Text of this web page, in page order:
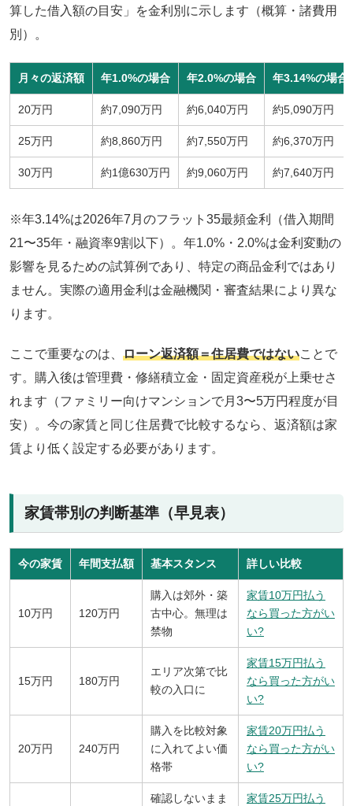
算した借入額の目安」を金利別に示します（概算・諸費用
別）。
月々の返済額 年1.0%の場合 年2.0%の場合 年3.14%の場合
20万円 約7,090万円 約6,040万円 約5,090万円
25万円 約8,860万円 約7,550万円 約6,370万円
30万円 約1億630万円 約9,060万円 約7,640万円
※年3.14%は2026年7月のフラット35最頻金利（借入期間
21〜35年・融資率9割以下）。年1.0%・2.0%は金利変動の
影響を見るための試算例であり、特定の商品金利ではあり
ません。実際の適用金利は金融機関・審査結果により異な
ります。
ここで重要なのは、 ローン返済額＝住居費ではないことで
す。購入後は管理費・修繕積立金・固定資産税が上乗せさ
れます（ファミリー向けマンションで月3〜5万円程度が目
安）。今の家賃と同じ住居費で比較するなら、返済額は家
賃より低く設定する必要があります。
家賃帯別の判断基準（早見表）
今の家賃 年間支払額 基本スタンス 詳しい比較
10万円 120万円
購入は郊外・築
古中心。無理は
禁物
家賃10万円払う
なら買った方がい
い?
15万円 180万円
エリア次第で比
較の入口に
家賃15万円払う
なら買った方がい
い?
20万円 240万円
購入を比較対象
に入れてよい価
格帯
家賃20万円払う
なら買った方がい
い?
確認しないまま
家賃25万円払う